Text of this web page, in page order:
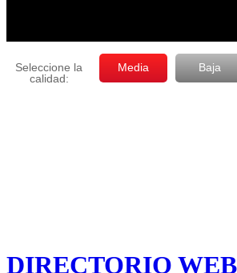
DIRECTORIO WEB